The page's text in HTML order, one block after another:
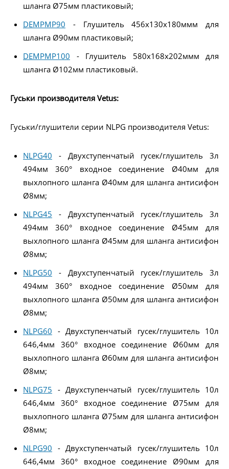
шланга Ø75мм пластиковый;
DEMPMP90 - Глушитель 456x130x180ммм для
шланга Ø90мм пластиковый;
DEMPMP100 - Глушитель 580x168x202ммм для
шланга Ø102мм пластиковый.
Гуськи производителя Vetus:
Гуськи/глушители серии NLPG производителя Vetus:
NLPG40 - Двухступенчатый гусек/глушитель 3л
494мм 360° входное соединение Ø40мм для
выхлопного шланга Ø40мм для шланга антисифон
Ø8мм;
NLPG45 - Двухступенчатый гусек/глушитель 3л
494мм 360° входное соединение Ø45мм для
выхлопного шланга Ø45мм для шланга антисифон
Ø8мм;
NLPG50 - Двухступенчатый гусек/глушитель 3л
494мм 360° входное соединение Ø50мм для
выхлопного шланга Ø50мм для шланга антисифон
Ø8мм;
NLPG60 - Двухступенчатый гусек/глушитель 10л
646,4мм 360° входное соединение Ø60мм для
выхлопного шланга Ø60мм для шланга антисифон
Ø8мм;
NLPG75 - Двухступенчатый гусек/глушитель 10л
646,4мм 360° входное соединение Ø75мм для
выхлопного шланга Ø75мм для шланга антисифон
Ø8мм;
NLPG90 - Двухступенчатый гусек/глушитель 10л
646,4мм 360° входное соединение Ø90мм для